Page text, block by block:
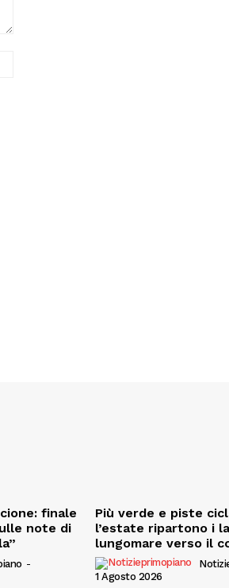
finale
note di
-
Più verde e piste
l’estate ripartono i
lungomare verso il
1 Agosto 2026